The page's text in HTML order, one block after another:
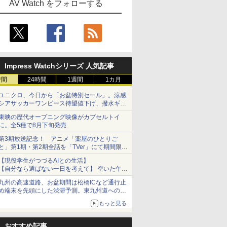
AV Watch をフォローする
Impress Watchシリーズ 人気記事
24時間 1週間 1カ月
ニクロ、今日から「お盆特別セール」。涼感
アサッカーワンピース待望値下げ、撥水ギア
ョーツは1990円に
映の歴代オープニング映像がカプセルトイ
。全5種で8月下旬発売
3期放送記念！ アニメ「薬屋のひとりご
」第1期・第2期全話を「TVer」にて期間限定
順次無料配信開始
現役学生がつづるAIとの生活】
自分なら選ばない一日を考えて】 空いた午後
チャッピーに捧げたら、思わぬ絶景に出会っ
話
州の高速道路、お盆期間は松橋ICなど通行止
端末を先頭にした渋滞予測。東九州道への迂
もっと見る